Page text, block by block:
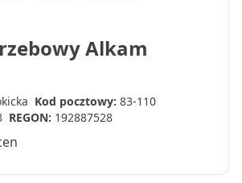
Alkam
Kod pocztowy: 83-110
REGON: 192887528